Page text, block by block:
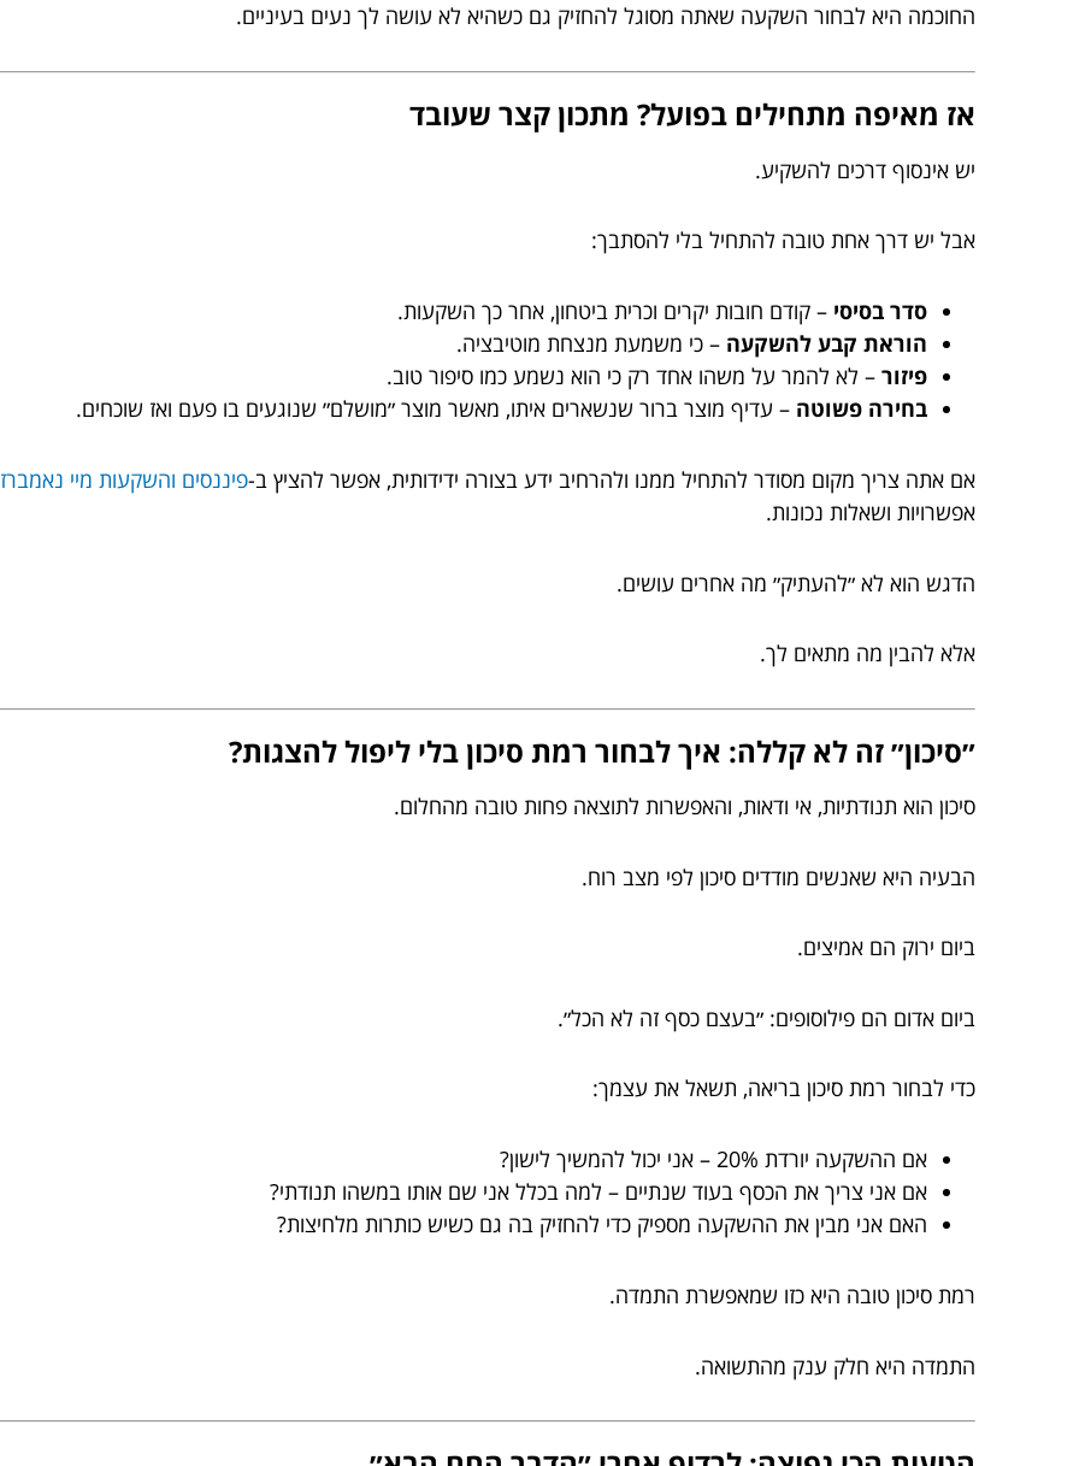
החוכמה היא לבחור השקעה שאתה מסוגל להחזיק גם כשהיא לא עושה לך נעים בעיניים.
אז מאיפה מתחילים בפועל? מתכון קצר שעובד
יש אינסוף דרכים להשקיע.
אבל יש דרך אחת טובה להתחיל בלי להסתבך:
סדר בסיסי – קודם חובות יקרים וכרית ביטחון, אחר כך השקעות.
הוראת קבע להשקעה – כי משמעת מנצחת מוטיבציה.
פיזור – לא להמר על משהו אחד רק כי הוא נשמע כמו סיפור טוב.
בחירה פשוטה – עדיף מוצר ברור שנשארים איתו, מאשר מוצר ״מושלם״ שנוגעים בו פעם ואז שוכחים.
אם אתה צריך מקום מסודר להתחיל ממנו ולהרחיב ידע בצורה ידידותית, אפשר להציץ ב-פיננסים והשקעות מיי נאמברז
אפשרויות ושאלות נכונות.
הדגש הוא לא ״להעתיק״ מה אחרים עושים.
אלא להבין מה מתאים לך.
״סיכון״ זה לא קללה: איך לבחור רמת סיכון בלי ליפול להצגות?
סיכון הוא תנודתיות, אי ודאות, והאפשרות לתוצאה פחות טובה מהחלום.
הבעיה היא שאנשים מודדים סיכון לפי מצב רוח.
ביום ירוק הם אמיצים.
ביום אדום הם פילוסופים: ״בעצם כסף זה לא הכל״.
כדי לבחור רמת סיכון בריאה, תשאל את עצמך:
אם ההשקעה יורדת 20% – אני יכול להמשיך לישון?
אם אני צריך את הכסף בעוד שנתיים – למה בכלל אני שם אותו במשהו תנודתי?
האם אני מבין את ההשקעה מספיק כדי להחזיק בה גם כשיש כותרות מלחיצות?
רמת סיכון טובה היא כזו שמאפשרת התמדה.
התמדה היא חלק ענק מהתשואה.